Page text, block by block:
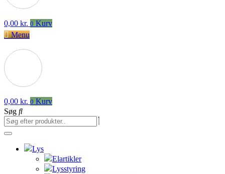
0,00 kr. 0 Kurv
Menu
0,00 kr. 0 Kurv
Søg
Lys
Elartikler
Lysstyring